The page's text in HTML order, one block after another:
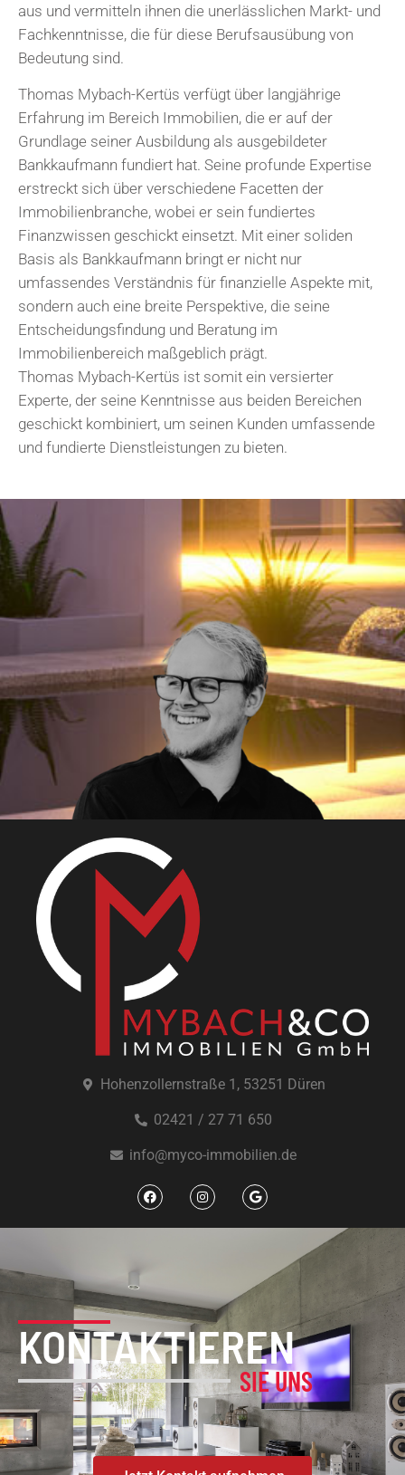
aus und vermitteln ihnen die unerlässlichen Markt- und
Fachkenntnisse, die für diese Berufsausübung von
Bedeutung sind.
Thomas Mybach-Kertüs verfügt über langjährige
Erfahrung im Bereich Immobilien, die er auf der
Grundlage seiner Ausbildung als ausgebildeter
Bankkaufmann fundiert hat. Seine profunde Expertise
erstreckt sich über verschiedene Facetten der
Immobilienbranche, wobei er sein fundiertes
Finanzwissen geschickt einsetzt. Mit einer soliden
Basis als Bankkaufmann bringt er nicht nur
umfassendes Verständnis für finanzielle Aspekte mit,
sondern auch eine breite Perspektive, die seine
Entscheidungsfindung und Beratung im
Immobilienbereich maßgeblich prägt.
Thomas Mybach-Kertüs ist somit ein versierter
Experte, der seine Kenntnisse aus beiden Bereichen
geschickt kombiniert, um seinen Kunden umfassende
und fundierte Dienstleistungen zu bieten.
Hohenzollernstraße 1, 53251 Düren
02421 / 27 71 650
info@myco-immobilien.de
KONTAKTIEREN
SIE UNS